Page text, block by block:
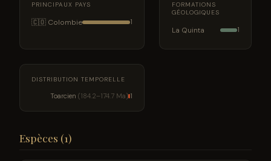
PRINCIPAUX PAYS
🇨🇴 Colombie 1
FORMATIONS
GÉOLOGIQUES
La Quinta 1
DISTRIBUTION TEMPORELLE
Toarcien (184.2–174.7 Ma) 1
Espèces (1)